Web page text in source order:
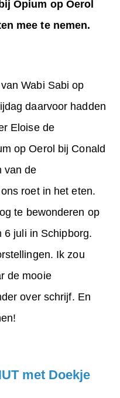
Opium op Oerol
mee te nemen.
Wabi Sabi op
daarvoor hadden
Eloise de
op Oerol bij Conald
van de
roet in het eten.
te bewonderen op
juli in Schipborg.
Ik zou
de mooie
over schrijf. En
met Doekje